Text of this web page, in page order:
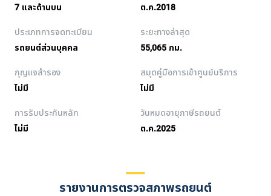
7 และด้านบน
ต.ค.2018
ประเภทการจดทะเบียน
รถยนต์ส่วนบุคคล
ระยะทางล่าสุด
55,065 กม.
กุญแจสำรอง
ไม่มี
สมุดคู่มือการเข้าศูนย์บริการ
ไม่มี
การรับประกันหลัก
ไม่มี
วันหมดอายุภาษีรถยนต์
ต.ค.2025
รายงานการตรวจสภาพรถยนต์